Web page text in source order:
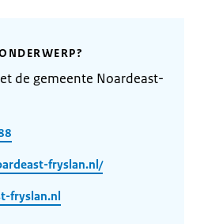
de gemeente Noardeast-
fryslan.nl/
fryslan.nl